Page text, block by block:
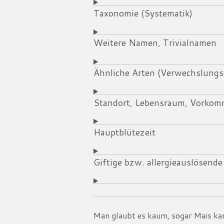
Taxonomie (Systematik)
Weitere Namen, Trivialnamen
Ähnliche Arten
Standort, Lebensraum,
Hauptblütezeit
Giftige bzw.
Man glaubt es kaum, sogar Mais